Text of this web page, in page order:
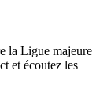
la Ligue majeure
et écoutez les